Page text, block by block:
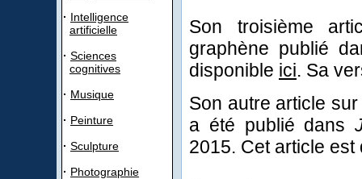
· Intelligence
artificielle
· Sciences
cognitives
· Musique
· Peinture
· Sculpture
· Photographie
Son troisième
graphène publié
disponible ici. Sa
Son autre article
a été publié dans
2015. Cet article